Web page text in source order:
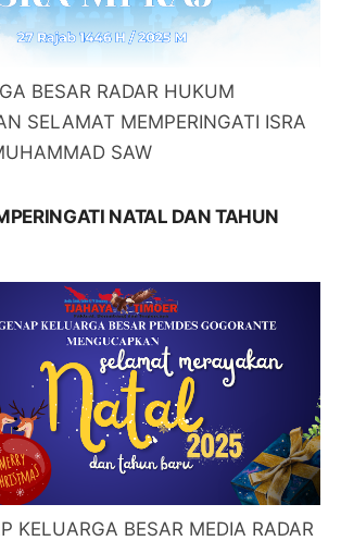
BESAR RADAR HUKUM
SELAMAT MEMPERINGATI ISRA
SAW
NATAL DAN TAHUN
KELUARGA BESAR MEDIA RADAR